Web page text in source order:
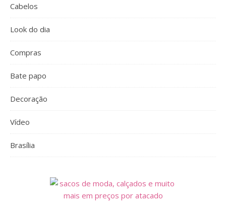
Cabelos
Look do dia
Compras
Bate papo
Decoração
Vídeo
Brasília